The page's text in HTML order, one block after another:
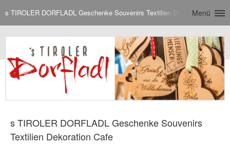
s TIROLER DORFLADL Geschenke Souvenirs Textilien Dekoration Cafe
Menü
s TIROLER DORFLADL Geschenke Souvenirs
Textilien Dekoration Cafe